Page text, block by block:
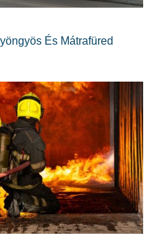
És Mátrafüred